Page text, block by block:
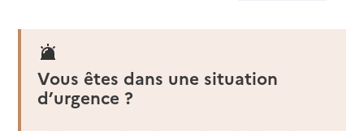
Vous êtes dans une situation
d’urgence ?